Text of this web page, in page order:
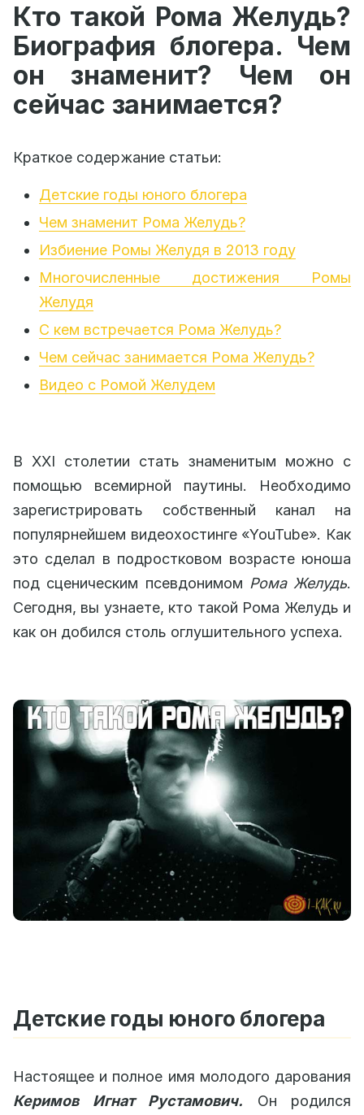
Кто такой Рома Желудь?
Биография блогера. Чем
он знаменит? Чем он
сейчас занимается?
Краткое содержание статьи:
Детские годы юного блогера
Чем знаменит Рома Желудь?
Избиение Ромы Желудя в 2013 году
Многочисленные достижения Ромы
Желудя
С кем встречается Рома Желудь?
Чем сейчас занимается Рома Желудь?
Видео с Ромой Желудем
В XXI столетии стать знаменитым можно с
помощью всемирной паутины. Необходимо
зарегистрировать собственный канал на
популярнейшем видеохостинге «YouTube». Как
это сделал в подростковом возрасте юноша
под сценическим псевдонимом Рома Желудь.
Сегодня, вы узнаете, кто такой Рома Желудь и
как он добился столь оглушительного успеха.
Детские годы юного блогера
Настоящее и полное имя молодого дарования
Керимов Игнат Рустамович. Он родился